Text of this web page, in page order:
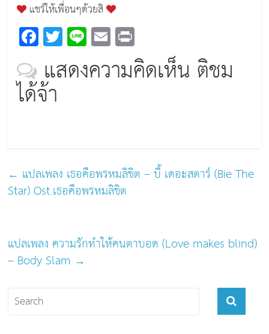
แชร์ให้เพื่อนๆด้วยสิ
F
a
c
e
b
k
T
wi
tt
Li
n
e
E
m
ai
in
t
แสดงความคิดเห็น ติชม
ได้จ้า
← แปลเพลง เธอคือพรหมลิขิต – บี้ เดอะสตาร์ (Bie The
Star) Ost.เธอคือพรหมลิขิต
แปลเพลง ความรักทำให้คนตาบอด (Love makes blind)
– Body Slam →